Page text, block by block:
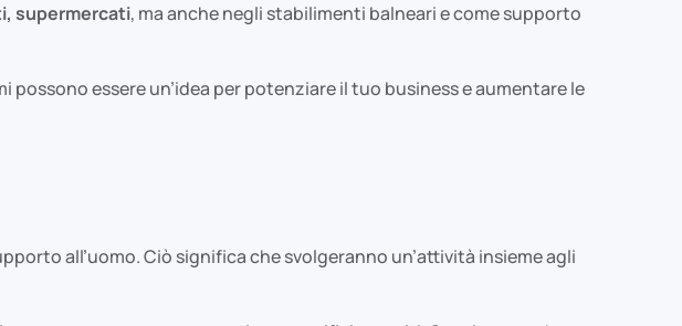
supermercati, ma anche negli stabilimenti balneari e come supporto
possono essere un’idea per potenziare il tuo business e aumentare le
all’uomo. Ciò significa che svolgeranno un’attività insieme agli